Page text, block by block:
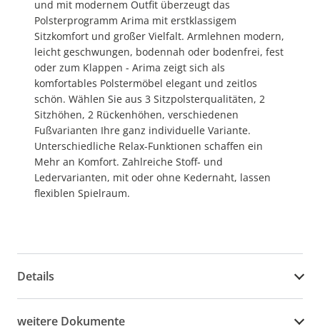
und mit modernem Outfit überzeugt das
Polsterprogramm Arima mit erstklassigem
Sitzkomfort und großer Vielfalt. Armlehnen modern,
leicht geschwungen, bodennah oder bodenfrei, fest
oder zum Klappen - Arima zeigt sich als
komfortables Polstermöbel elegant und zeitlos
schön. Wählen Sie aus 3 Sitzpolsterqualitäten, 2
Sitzhöhen, 2 Rückenhöhen, verschiedenen
Fußvarianten Ihre ganz individuelle Variante.
Unterschiedliche Relax-Funktionen schaffen ein
Mehr an Komfort. Zahlreiche Stoff- und
Ledervarianten, mit oder ohne Kedernaht, lassen
flexiblen Spielraum.
Details
weitere Dokumente